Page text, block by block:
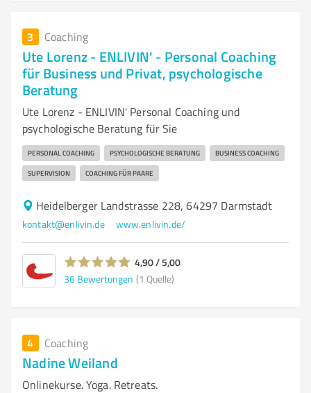
3 Coaching
Ute Lorenz - ENLIVIN' - Personal Coaching
für Business und Privat, psychologische
Beratung
Ute Lorenz - ENLIVIN' Personal Coaching und
psychologische Beratung für Sie
PERSONAL COACHING PSYCHOLOGISCHE BERATUNG BUSINESS COACHING
SUPERVISION COACHING FÜR PAARE
Heidelberger Landstrasse 228, 64297 Darmstadt
kontakt@enlivin.de www.enlivin.de/
4,90 / 5,00
36 Bewertungen (1 Quelle)
4 Coaching
Nadine Weiland
Onlinekurse. Yoga. Retreats.